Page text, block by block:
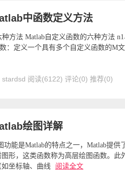
中函数定义方法
方法 Matlab自定义函数的六种方法
：定义一个具有多个自定义函数的M
阅读(6122) 评论(0) 推荐(0)
绘图详解
功能是Matlab的特点之一，Matlab提
形，这类函数称为高层绘图函数。
坐标轴、曲线
阅读全文